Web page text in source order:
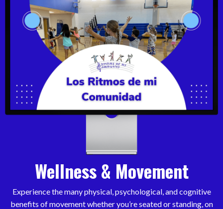
Wellness & Movement
Experience the many physical, psychological, and cognitive
benefits of movement whether you’re seated or standing, on